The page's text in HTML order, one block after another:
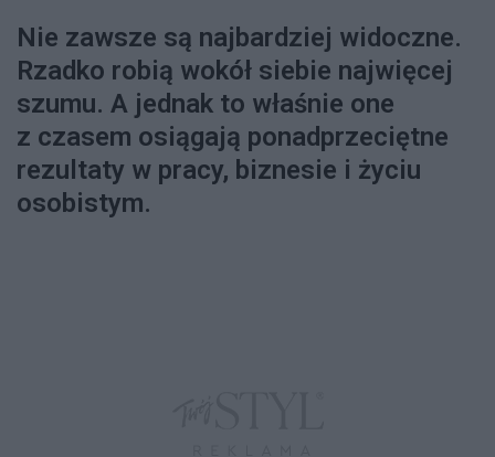
Nie zawsze są najbardziej widoczne.
Rzadko robią wokół siebie najwięcej
szumu. A jednak to właśnie one
z czasem osiągają ponadprzeciętne
rezultaty w pracy, biznesie i życiu
osobistym.